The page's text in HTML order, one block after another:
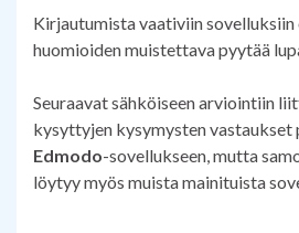
Kirjautumista vaativiin
huomioiden muistettava pyytää
Seuraavat sähköiseen arviointiin
kysyttyjen kysymysten
Edmodo-sovellukseen, mutta
löytyy myös muista mainituista